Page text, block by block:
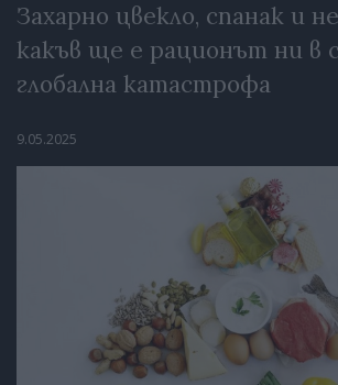
Захарно цвекло, спанак и
какъв ще е рационът ни в
глобална катастрофа
9.05.2025